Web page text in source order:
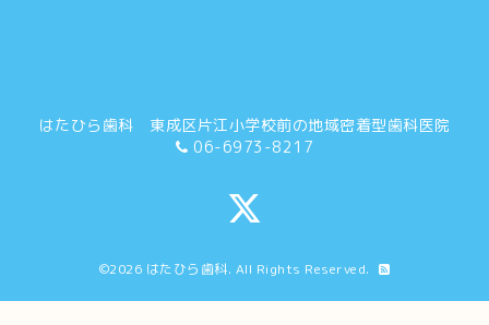
はたひら歯科 東成区片江小学校前の地域密着型歯科医院
06-6973-8217
©2026 はたひら歯科. All Rights Reserved.